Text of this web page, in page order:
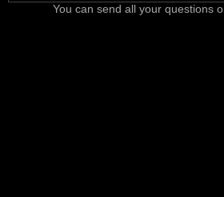
You can send all your questions